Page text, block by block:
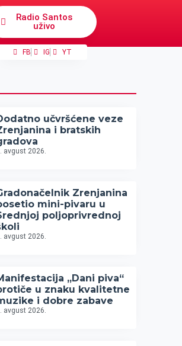
Radio Santos
uživo
FB IG YT
učvršćene veze
i bratskih
avgust 2026.
Zrenjanina
mini-pivaru u
poljoprivrednoj
avgust 2026.
„Dani piva“
u znaku kvalitetne
i dobre zabave
avgust 2026.